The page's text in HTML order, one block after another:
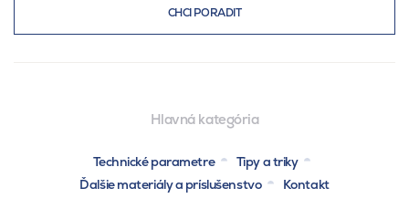
CHCI PORADIT
Hlavná kategória
Technické parametre
Tipy a triky
Ďalšie materiály a príslušenstvo
Kontakt